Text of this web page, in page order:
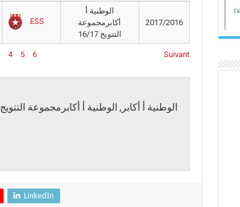
ESS
الوطنية أ
أكابرمجموعة
التتويج 16/17
2017/2016
4 5 6 Suivant
LinkedIn